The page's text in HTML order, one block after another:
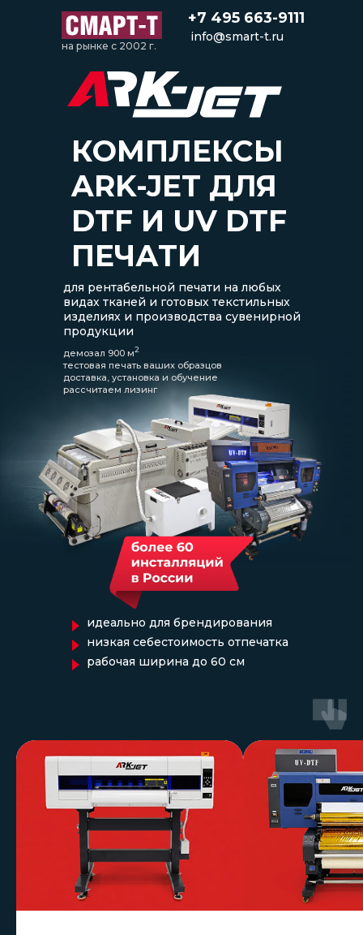
для рентабельной печати на любых
видах тканей и готовых текстильных
изделиях и производства сувенирной
продукции
КОМПЛЕКСЫ
ARK-JET ДЛЯ
DTF И UV DTF
ПЕЧАТИ
идеально для брендирования
низкая себестоимость отпечатка
рабочая ширина до 60 см
демозал 900 м2
тестовая печать ваших образцов
доставка, установка и обучение
рассчитаем лизинг
+7 495 663-9111
на рынке с 2002 г.
info@smart-t.ru